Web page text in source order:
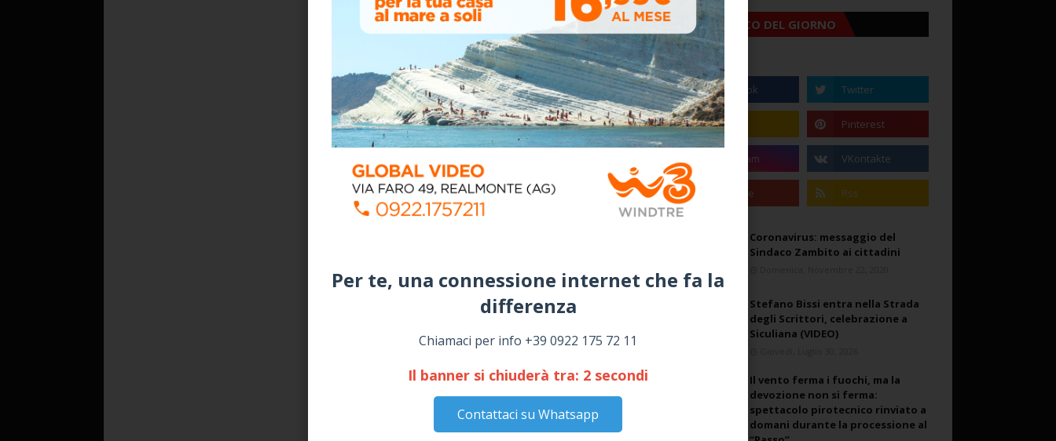
ALMANACCO DEL GIORNO
Coronavirus: messaggio del
Sindaco Zambito ai cittadini
Stefano Bissi entra nella Strada
degli Scrittori, celebrazione a
Siculiana (VIDEO)
Il vento ferma i fuochi, ma la
devozione non si ferma:
spettacolo pirotecnico rinviato a
domani durante la processione al